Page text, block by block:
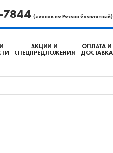
7844 (звонок по России бесплатный)
АКЦИИ И
СПЕЦПРЕДЛОЖЕНИЯ
ОПЛАТА И
ДОСТАВКА